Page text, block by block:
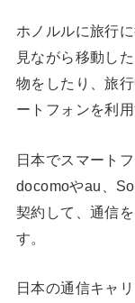
ホノルルに旅行
見ながら移動し
物をしたり、旅
ートフォンを利
日本でスマート
docomoやau、
契約して、通信
す。
日本の通信キャ